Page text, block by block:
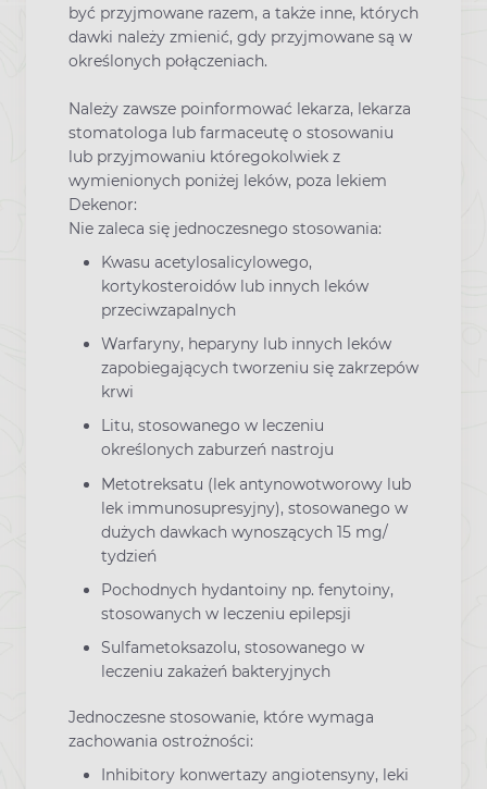
być przyjmowane razem, a także inne, których
dawki należy zmienić, gdy przyjmowane są w
określonych połączeniach.
Należy zawsze poinformować lekarza, lekarza
stomatologa lub farmaceutę o stosowaniu
lub przyjmowaniu któregokolwiek z
wymienionych poniżej leków, poza lekiem
Dekenor:
Nie zaleca się jednoczesnego stosowania:
Kwasu acetylosalicylowego,
kortykosteroidów lub innych leków
przeciwzapalnych
Warfaryny, heparyny lub innych leków
zapobiegających tworzeniu się zakrzepów
krwi
Litu, stosowanego w leczeniu
określonych zaburzeń nastroju
Metotreksatu (lek antynowotworowy lub
lek immunosupresyjny), stosowanego w
dużych dawkach wynoszących 15 mg/
tydzień
Pochodnych hydantoiny np. fenytoiny,
stosowanych w leczeniu epilepsji
Sulfametoksazolu, stosowanego w
leczeniu zakażeń bakteryjnych
Jednoczesne stosowanie, które wymaga
zachowania ostrożności:
Inhibitory konwertazy angiotensyny, leki